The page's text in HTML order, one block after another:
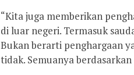
“Kita juga memberikan
di luar negeri. Termasuk
Bukan berarti penghargaan
tidak. Semuanya